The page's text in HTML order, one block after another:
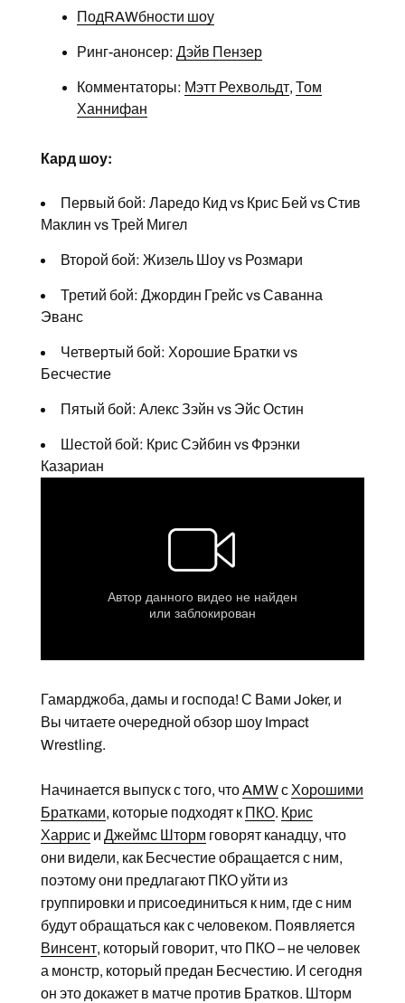
ПодRAWбности шоу
Ринг-анонсер: Дэйв Пензер
Комментаторы: Мэтт Рехвольдт, Том
Ханнифан
Кард шоу:
Первый бой: Ларедо Кид vs Крис Бей vs Стив
Маклин vs Трей Мигел
Второй бой: Жизель Шоу vs Розмари
Третий бой: Джордин Грейс vs Саванна
Эванс
Четвертый бой: Хорошие Братки vs
Бесчестие
Пятый бой: Алекс Зэйн vs Эйс Остин
Шестой бой: Крис Сэйбин vs Фрэнки
Казариан
Гамарджоба, дамы и господа! С Вами Joker, и
Вы читаете очередной обзор шоу Impact
Wrestling.
Начинается выпуск с того, чтоAMWсХорошими
Братками, которые подходят к ПКО. Крис
Харриси Джеймс Шторм говорят канадцу, что
они видели, как Бесчестие обращается с ним,
поэтому они предлагают ПКО уйти из
группировки и присоединиться к ним, где с ним
будут обращаться как с человеком. Появляется
Винсент, который говорит, что ПКО – не человек
а монстр, который предан Бесчестию. И сегодня
он это докажет в матче против Братков. Шторм